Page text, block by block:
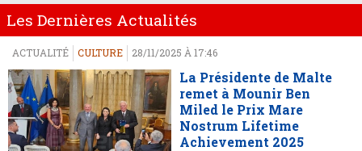
Les Dernières Actualités
ACTUALITÉ CULTURE 28/11/2025 À 17:46
La Présidente de Malte
remet à Mounir Ben
Miled le Prix Mare
Nostrum Lifetime
Achievement 2025